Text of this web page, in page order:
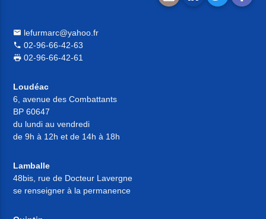
lefurmarc@yahoo.fr
02-96-66-42-63
02-96-66-42-61
Loudéac
6, avenue des Combattants
BP 60647
du lundi au vendredi
de 9h à 12h et de 14h à 18h
Lamballe
48bis, rue de Docteur Lavergne
se renseigner à la permanence